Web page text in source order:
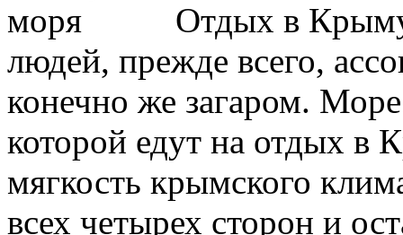
Отдых в
людей, прежде всего,
конечно же загаром.
которой едут на отдых
мягкость крымского
всех четырех сторон и